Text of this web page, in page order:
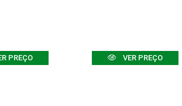
PREÇO VER PREÇO